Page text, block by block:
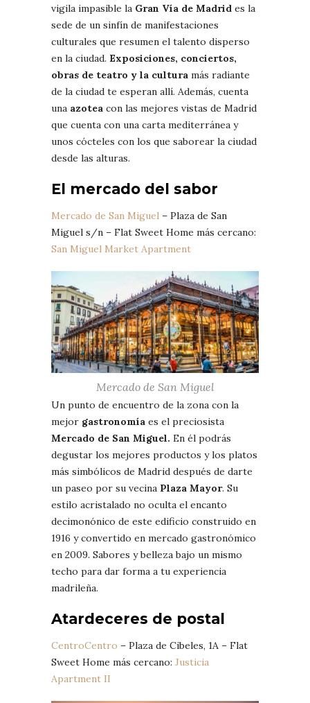
vigila impasible la Gran Vía de Madrid es la
sede de un sinfín de manifestaciones
culturales que resumen el talento disperso
en la ciudad. Exposiciones, conciertos,
obras de teatro y la cultura más radiante
de la ciudad te esperan allí. Además, cuenta
una azotea con las mejores vistas de Madrid
que cuenta con una carta mediterránea y
unos cócteles con los que saborear la ciudad
desde las alturas.
El mercado del sabor
Mercado de San Miguel – Plaza de San
Miguel s/n – Flat Sweet Home más cercano:
San Miguel Market Apartment
Mercado de San Miguel
Un punto de encuentro de la zona con la
mejor gastronomía es el preciosista
Mercado de San Miguel. En él podrás
degustar los mejores productos y los platos
más simbólicos de Madrid después de darte
un paseo por su vecina Plaza Mayor. Su
estilo acristalado no oculta el encanto
decimonónico de este edificio construido en
1916 y convertido en mercado gastronómico
en 2009. Sabores y belleza bajo un mismo
techo para dar forma a tu experiencia
madrileña.
Atardeceres de postal
CentroCentro – Plaza de Cibeles, 1A – Flat
Sweet Home más cercano: Justicia
Apartment II